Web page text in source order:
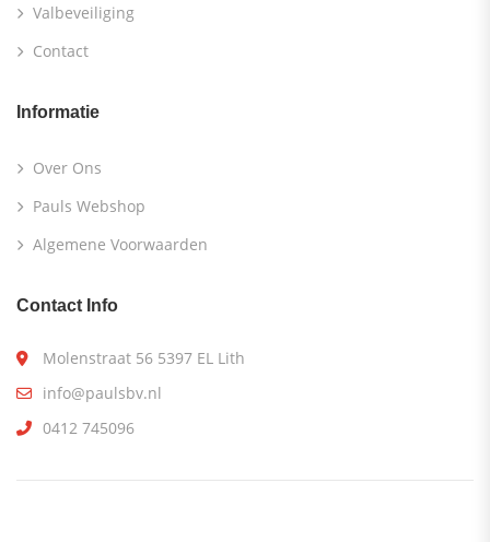
Valbeveiliging
Contact
Informatie
Over Ons
Pauls Webshop
Algemene Voorwaarden
Contact Info
Molenstraat 56 5397 EL Lith
info@paulsbv.nl
0412 745096